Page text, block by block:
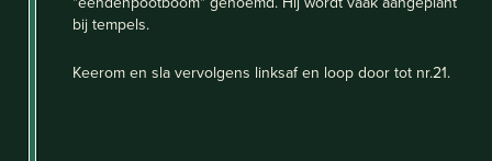
bij tempels.
Keerom en sla vervolgens linksaf en loop door tot nr.21.